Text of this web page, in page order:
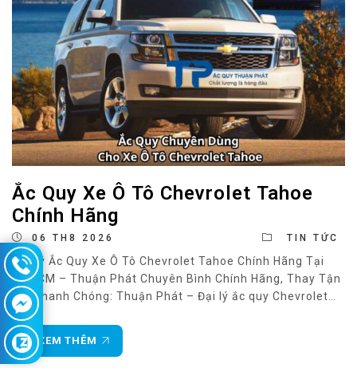
Ắc Quy Xe Ô Tô Chevrolet Tahoe
Chính Hãng
06 TH8 2026 TIN TỨC
Đại Lý Ắc Quy Xe Ô Tô Chevrolet Tahoe Chính Hãng Tại
TP.HCM – Thuận Phát Chuyên Bình Chính Hãng, Thay Tận
Nơi Nhanh Chóng: Thuận Phát – Đại lý ắc quy Chevrolet
Tahoe uy tín tại TP.HCM Chevrolet Tahoe là mẫu SUV cỡ
lớn nổi tiếng của Mỹ, sở hữu động cơ mạnh mẽ,
XEM THÊM